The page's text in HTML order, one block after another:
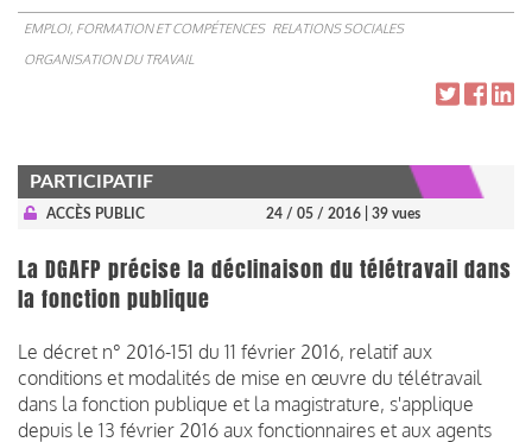
EMPLOI, FORMATION ET COMPÉTENCES RELATIONS SOCIALES
ORGANISATION DU TRAVAIL
PARTICIPATIF
ACCÈS PUBLIC 24 / 05 / 2016 | 39 vues
La DGAFP précise la déclinaison du télétravail dans
la fonction publique
Le décret n° 2016-151 du 11 février 2016, relatif aux
conditions et modalités de mise en œuvre du télétravail
dans la fonction publique et la magistrature, s'applique
depuis le 13 février 2016 aux fonctionnaires et aux agents